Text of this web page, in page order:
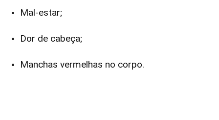
Mal-estar;
Dor de cabeça;
Manchas vermelhas no corpo.